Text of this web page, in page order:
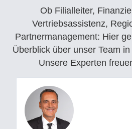
Ob Filialleiter,
Vertriebsassistenz,
Partnermanagement: Hier
Überblick über unser Team
Unsere Experten